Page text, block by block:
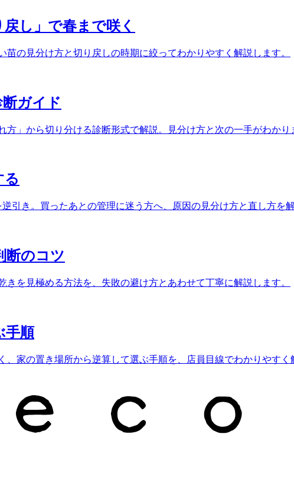
し」で春まで咲く
の見分け方と切り戻しの時期に絞ってわかりやすく解説します。
ガイド
」から切り分ける診断形式で解説。見分け方と次の一手がわかり
る
引き。買ったあとの管理に迷う方へ、原因の見分け方と直し方を解
断のコツ
を見極める方法を、失敗の避け方とあわせて丁寧に解説します。
手順
家の置き場所から逆算して選ぶ手順を、店員目線でわかりやすく